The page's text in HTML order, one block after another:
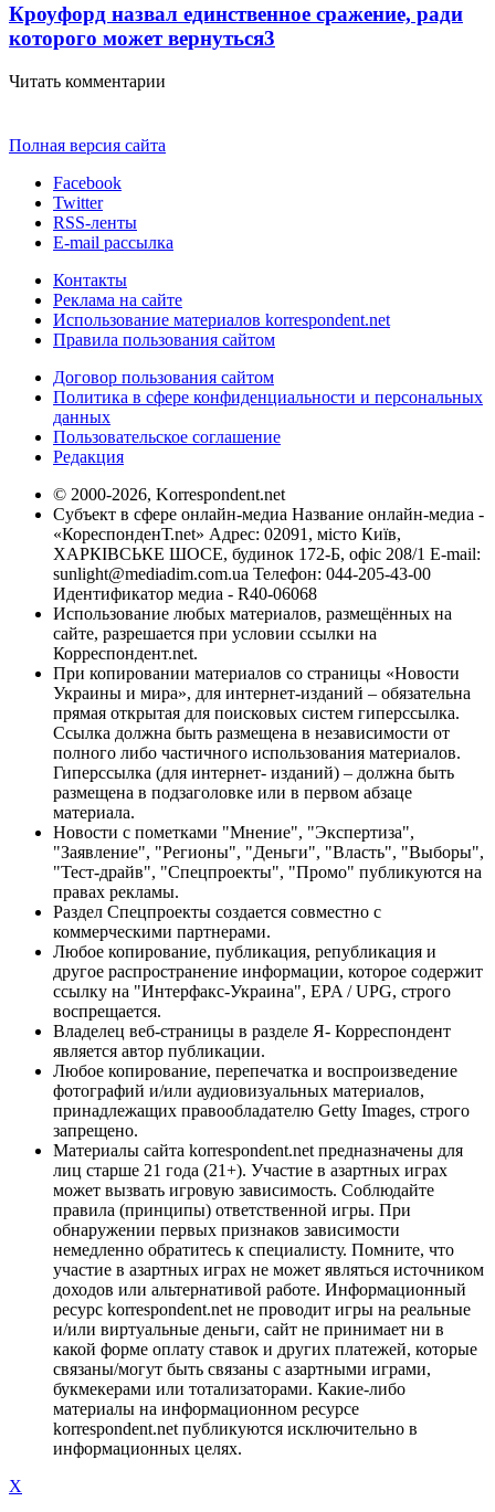
Кроуфорд назвал единственное сражение, ради
которого может вернуться3
Читать комментарии
Полная версия сайта
Facebook
Twitter
RSS-ленты
E-mail рассылка
Контакты
Реклама на сайте
Использование материалов korrespondent.net
Правила пользования сайтом
Договор пользования сайтом
Политика в сфере конфиденциальности и персональных
данных
Пользовательское соглашение
Редакция
© 2000-2026, Korrespondent.net
Субъект в сфере онлайн-медиа Название онлайн-медиа -
«КореспонденТ.net» Адрес: 02091, місто Київ,
ХАРКІВСЬКЕ ШОСЕ, будинок 172-Б, офіс 208/1 E-mail:
sunlight@mediadim.com.ua Телефон: 044-205-43-00
Идентификатор медиа - R40-06068
Использование любых материалов, размещённых на
сайте, разрешается при условии ссылки на
Корреспондент.net.
При копировании материалов со страницы «Новости
Украины и мира», для интернет-изданий – обязательна
прямая открытая для поисковых систем гиперссылка.
Ссылка должна быть размещена в независимости от
полного либо частичного использования материалов.
Гиперссылка (для интернет- изданий) – должна быть
размещена в подзаголовке или в первом абзаце
материала.
Новости с пометками "Мнение", "Экспертиза",
"Заявление", "Регионы", "Деньги", "Власть", "Выборы",
"Тест-драйв", "Спецпроекты", "Промо" публикуются на
правах рекламы.
Раздел Спецпроекты создается совместно с
коммерческими партнерами.
Любое копирование, публикация, републикация и
другое распространение информации, которое содержит
ссылку на "Интерфакс-Украина", EPA / UPG, строго
воспрещается.
Владелец веб-страницы в разделе Я- Корреспондент
является автор публикации.
Любое копирование, перепечатка и воспроизведение
фотографий и/или аудиовизуальных материалов,
принадлежащих правообладателю Getty Images, строго
запрещено.
Материалы сайта korrespondent.net предназначены для
лиц старше 21 года (21+). Участие в азартных играх
может вызвать игровую зависимость. Соблюдайте
правила (принципы) ответственной игры. При
обнаружении первых признаков зависимости
немедленно обратитесь к специалисту. Помните, что
участие в азартных играх не может являться источником
доходов или альтернативой работе. Информационный
ресурс korrespondent.net не проводит игры на реальные
и/или виртуальные деньги, сайт не принимает ни в
какой форме оплату ставок и других платежей, которые
связаны/могут быть связаны с азартными играми,
букмекерами или тотализаторами. Какие-либо
материалы на информационном ресурсе
korrespondent.net публикуются исключительно в
информационных целях.
X